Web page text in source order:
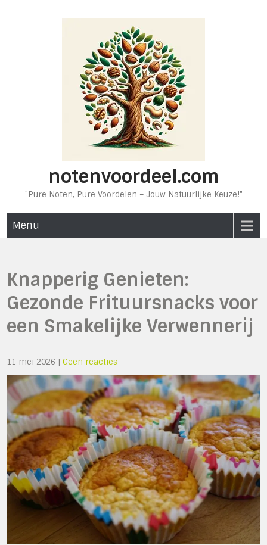
notenvoordeel.com
"Pure Noten, Pure Voordelen – Jouw Natuurlijke Keuze!"
Menu
Knapperig Genieten:
Gezonde Frituursnacks voor
een Smakelijke Verwennerij
11 mei 2026 |Geen reacties